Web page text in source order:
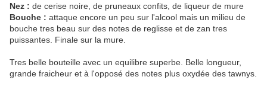
Nez : de cerise noire, de pruneaux confits, de liqueur de mure
Bouche : attaque encore un peu sur l'alcool mais un milieu de
bouche tres beau sur des notes de reglisse et de zan tres
puissantes. Finale sur la mure.
Tres belle bouteille avec un equilibre superbe. Belle longueur,
grande fraicheur et à l'opposé des notes plus oxydée des tawnys.